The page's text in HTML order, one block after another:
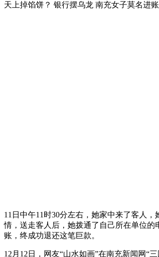
天上掉馅饼？ 银行摆乌龙 南充女子莫名进
11日中午11时30分左右，她家中来了客人
情，送走客人后，她拨通了自己所在单位
账，终成功退还这笔巨款。
12月12日，网友“山水如画”在南充新闻网“